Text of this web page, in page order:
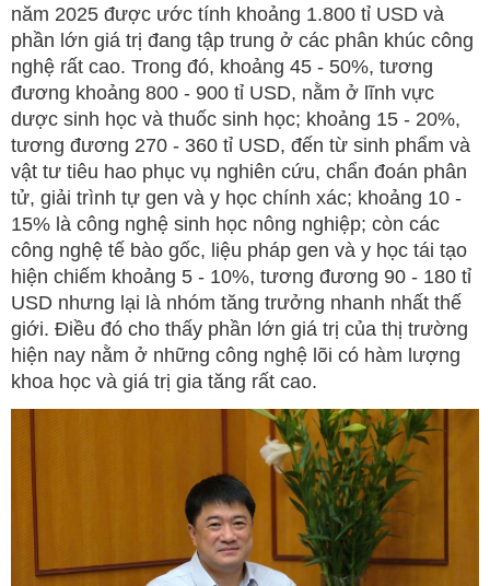
năm 2025 được ước tính khoảng 1.800 tỉ USD và
phần lớn giá trị đang tập trung ở các phân khúc công
nghệ rất cao. Trong đó, khoảng 45 - 50%, tương
đương khoảng 800 - 900 tỉ USD, nằm ở lĩnh vực
dược sinh học và thuốc sinh học; khoảng 15 - 20%,
tương đương 270 - 360 tỉ USD, đến từ sinh phẩm và
vật tư tiêu hao phục vụ nghiên cứu, chẩn đoán phân
tử, giải trình tự gen và y học chính xác; khoảng 10 -
15% là công nghệ sinh học nông nghiệp; còn các
công nghệ tế bào gốc, liệu pháp gen và y học tái tạo
hiện chiếm khoảng 5 - 10%, tương đương 90 - 180 tỉ
USD nhưng lại là nhóm tăng trưởng nhanh nhất thế
giới. Điều đó cho thấy phần lớn giá trị của thị trường
hiện nay nằm ở những công nghệ lõi có hàm lượng
khoa học và giá trị gia tăng rất cao.